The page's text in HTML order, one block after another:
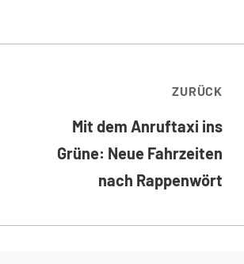
ZURÜCK
Mit dem Anruftaxi ins
Grüne: Neue Fahrzeiten
nach Rappenwört